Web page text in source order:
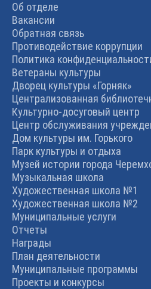
Об отделе
Вакансии
Обратная связь
Противодействие коррупции
Политика
Ветераны культуры
Дворец культуры «Горняк»
Централизованная
Культурно-досуговый центр
Центр обслуживания
Дом культуры им. Горького
Парк культуры и отдыха
Музей истории города
Музыкальная школа
Художественная школа №1
Художественная школа №2
Муниципальные услуги
Отчеты
Награды
План деятельности
Муниципальные программы
Проекты и конкурсы